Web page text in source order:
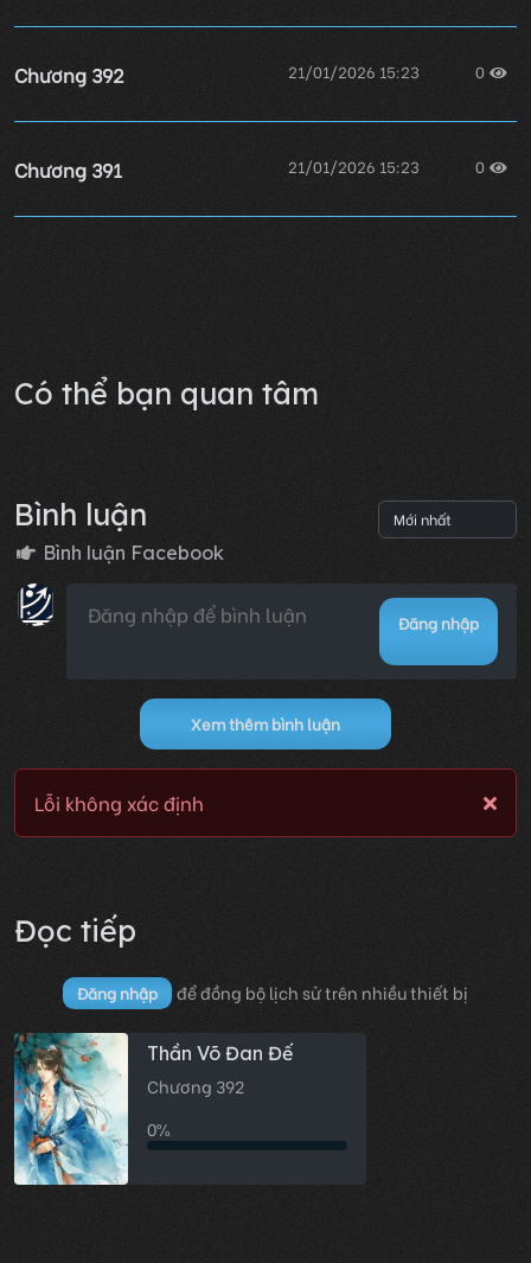
Chương 392 21/01/2026 15:23 0
Chương 391 21/01/2026 15:23 0
Có thể bạn quan tâm
Bình luận
Bình luận Facebook
Đăng nhập
Xem thêm bình luận
Lỗi không xác định
Đọc tiếp
Đăng nhập để đồng bộ lịch sử trên nhiều thiết bị
Thần Võ Đan Đế
Chương 392
0%